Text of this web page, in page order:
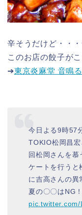
辛そうだけど・・
このお店の餃子がこ
➔東京炎麻堂 音鳴
今日よる9時57
TOKIO松岡昌
回松岡さんを慕
ケートを行うと
に吉高さんの異
夏の〇〇はNG
pic.twitter.com/